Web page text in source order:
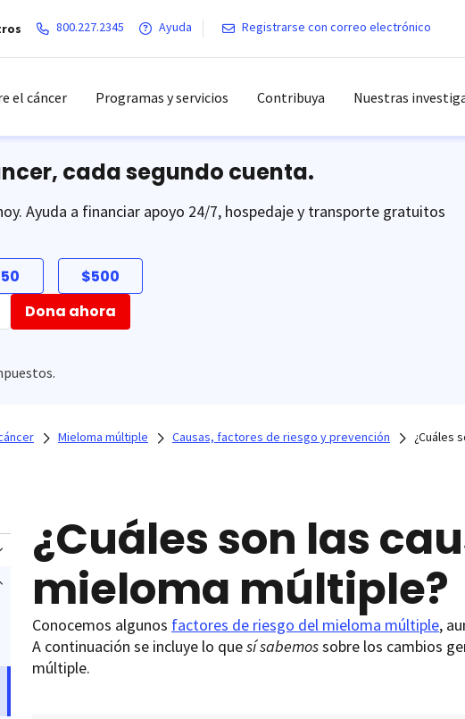
800.227.2345 Ayuda Registrarse con correo electrónico
el cáncer Programas y servicios Contribuya Nuestras
cada segundo cuenta.
Ayuda a financiar apoyo 24/7, hospedaje y transporte gratuitos
$500
Dona ahora
Mieloma múltiple Causas, factores de riesgo y prevención ¿Cuáles
¿Cuáles son las
mieloma múltiple?
Conocemos algunos factores de riesgo del mieloma múltiple,
A continuación se incluye lo quesí sabemossobre los cambios
múltiple.